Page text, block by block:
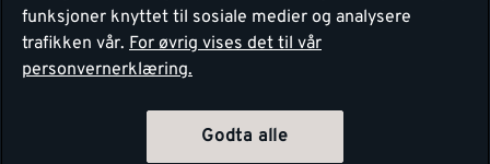
funksjoner knyttet til sosiale medier og analysere
trafikken vår. For øvrig vises det til vår
personvernerklæring.
Godta alle